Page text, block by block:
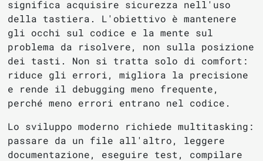
significa acquisire sicurezza nell'uso
della tastiera. L'obiettivo è mantenere
gli occhi sul codice e la mente sul
problema da risolvere, non sulla posizione
dei tasti. Non si tratta solo di comfort:
riduce gli errori, migliora la precisione
e rende il debugging meno frequente,
perché meno errori entrano nel codice.
Lo sviluppo moderno richiede multitasking:
passare da un file all'altro, leggere
documentazione, eseguire test, compilare